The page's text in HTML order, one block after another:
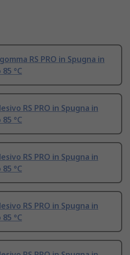
RS PRO in Spugna in
°C
RS PRO in Spugna in
°C
RS PRO in Spugna in
°C
RS PRO in Spugna in
°C